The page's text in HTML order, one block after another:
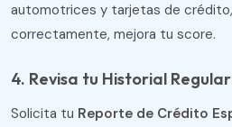
automotrices y tarjetas de
correctamente, mejora tu score.
4. Revisa tu Historial
Solicita tu Reporte de Crédito